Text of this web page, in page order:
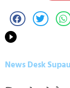
News Desk